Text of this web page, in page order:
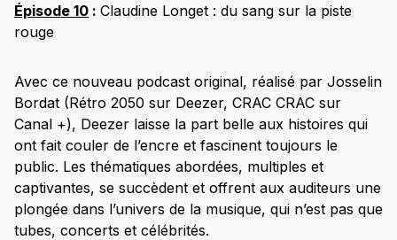
Épisode 10 : Claudine Longet : du sang sur la piste
rouge
Avec ce nouveau podcast original, réalisé par Josselin
Bordat (Rétro 2050 sur Deezer, CRAC CRAC sur
Canal +), Deezer laisse la part belle aux histoires qui
ont fait couler de l’encre et fascinent toujours le
public. Les thématiques abordées, multiples et
captivantes, se succèdent et offrent aux auditeurs une
plongée dans l’univers de la musique, qui n’est pas que
tubes, concerts et célébrités.